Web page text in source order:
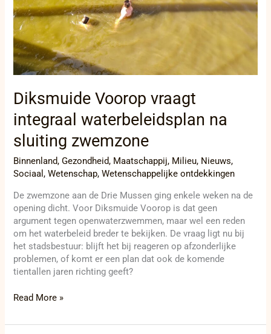
Diksmuide Voorop vraagt
integraal waterbeleidsplan na
sluiting zwemzone
Binnenland,Gezondheid, Maatschappij, Milieu, Nieuws,
Sociaal,Wetenschap,Wetenschappelijke ontdekkingen
De zwemzone aan de Drie Mussen ging enkele weken na de
opening dicht. Voor Diksmuide Voorop is dat geen
argument tegen openwaterzwemmen, maar wel een reden
om het waterbeleid breder te bekijken. De vraag ligt nu bij
het stadsbestuur: blijft het bij reageren op afzonderlijke
problemen, of komt er een plan dat ook de komende
tientallen jaren richting geeft?
Read More »